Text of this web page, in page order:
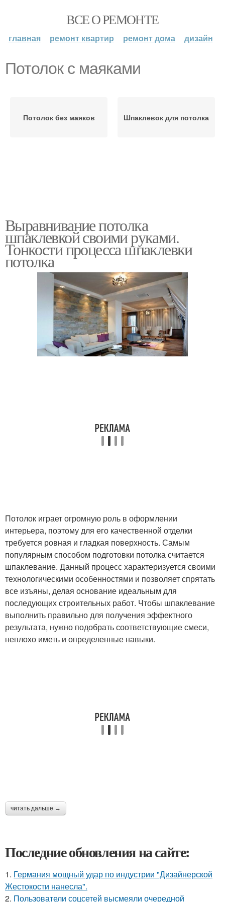
ВСЕ О РЕМОНТЕ
главная ремонт квартир ремонт дома дизайн
Потолок с маяками
Потолок без маяков Шпаклевок для потолка
Выравнивание потолка
шпаклевкой своими руками.
Тонкости процесса шпаклевки
потолка
Потолок играет огромную роль в оформлении
интерьера, поэтому для его качественной отделки
требуется ровная и гладкая поверхность. Самым
популярным способом подготовки потолка считается
шпаклевание. Данный процесс характеризуется своими
технологическими особенностями и позволяет спрятать
все изъяны, делая основание идеальным для
последующих строительных работ. Чтобы шпаклевание
выполнить правильно для получения эффектного
результата, нужно подобрать соответствующие смеси,
неплохо иметь и определенные навыки.
читать дальше →
Последние обновления на сайте:
1. Германия мощный удар по индустрии "Дизайнерской
Жестокости нанесла".
2. Пользователи соцсетей высмеяли очередной